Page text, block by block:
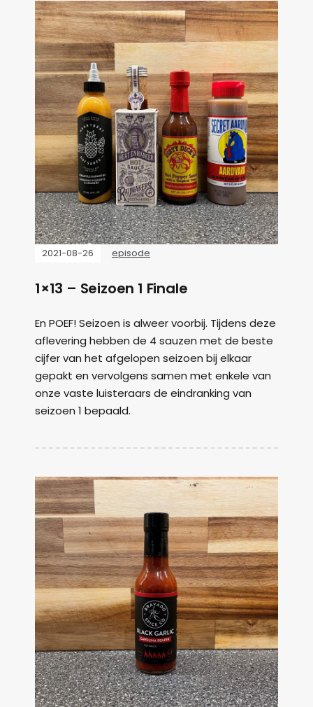
2021-08-26 episode
1×13 – Seizoen 1 Finale
En POEF! Seizoen is alweer voorbij. Tijdens deze
aflevering hebben de 4 sauzen met de beste
cijfer van het afgelopen seizoen bij elkaar
gepakt en vervolgens samen met enkele van
onze vaste luisteraars de eindranking van
seizoen 1 bepaald.